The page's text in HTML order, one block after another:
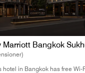
Marriott Bangkok
hotel in Bangkok has free Wi-